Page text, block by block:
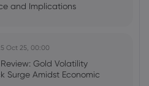
and Implications
Oct 25, 00:00
Gold Volatility
Surge Amidst Economic